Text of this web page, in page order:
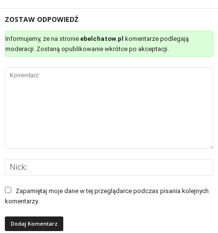
ZOSTAW ODPOWIEDŹ
Informujemy, że na stronie ebelchatow.pl
komentarze podlegają
moderacji. Zostaną opublikowanie wkrótce po akceptacji.
Zapamiętaj moje dane w tej przeglądarce podczas pisania kolejnych
komentarzy.